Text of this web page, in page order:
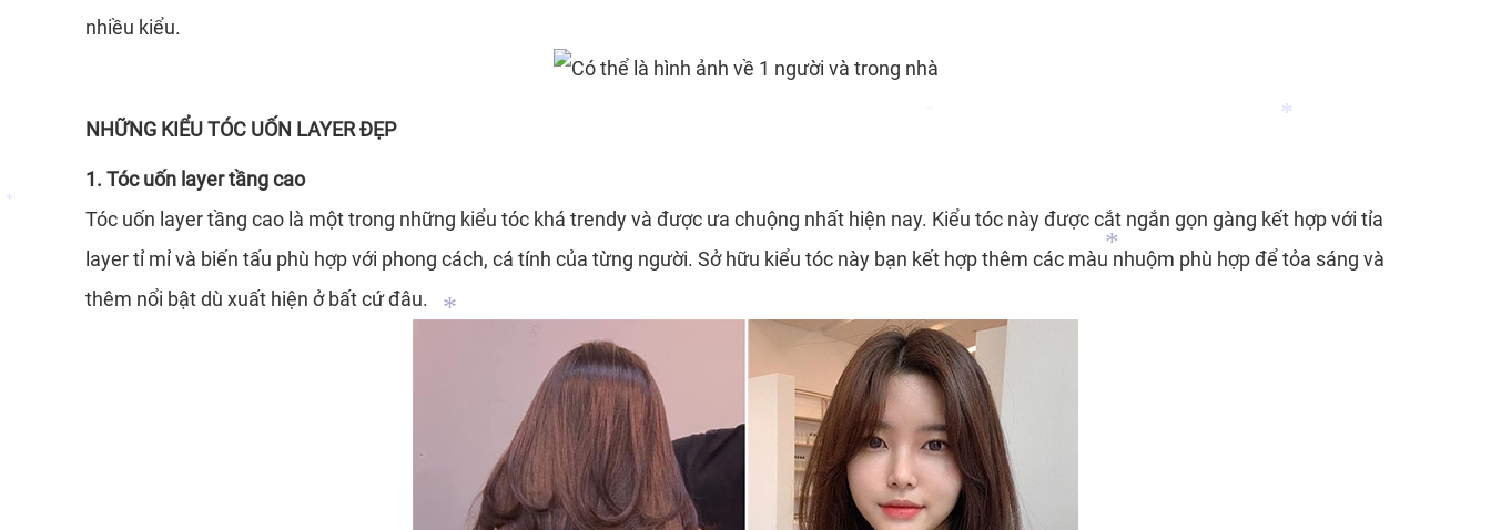
*
*
nhiều kiểu.
NHỮNG KIỂU TÓC UỐN LAYER ĐẸP
1. Tóc uốn layer tầng cao
Tóc uốn layer tầng cao là một trong những kiểu tóc khá trendy và được ưa chuộng nhất hiện nay. Kiểu tóc này được cắt ngắn gọn gàng kết hợp với tỉa
layer tỉ mỉ và biến tấu phù hợp với phong cách, cá tính của từng người. Sở hữu kiểu tóc này bạn kết hợp thêm các màu nhuộm phù hợp để tỏa sáng và
thêm nổi bật dù xuất hiện ở bất cứ đâu.